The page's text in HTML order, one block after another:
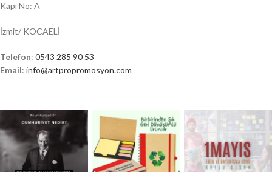
Kapı No: A
İzmit/ KOCAELİ
Telefon: 0543 285 90 53
Email: info@artpropromosyon.com